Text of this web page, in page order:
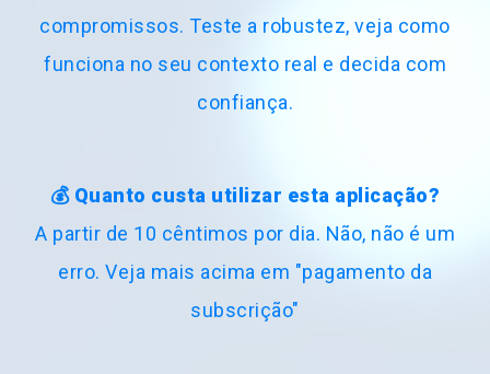
Lembra ao escalador que a escala está por
planear
Quando um nova
compromissos. Teste a robustez, veja como
funciona no seu contexto real e decida com
confiança.
💰 Quanto custa utilizar esta aplicação?
A partir de 10 cêntimos por dia. Não, não é um
erro. Veja mais acima em "pagamento da
subscrição"